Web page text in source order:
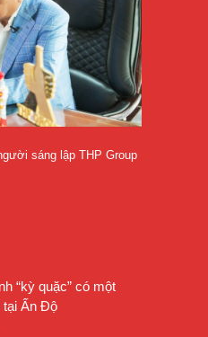
sáng lập THP Group
“kỳ quặc” có một
tại Ấn Độ